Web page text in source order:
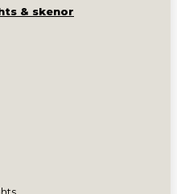
& skenor